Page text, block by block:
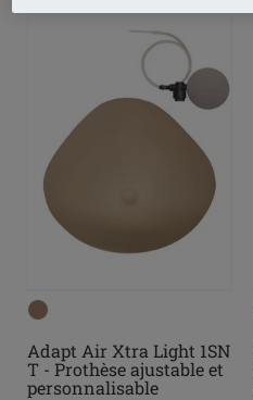
Adapt Air Xtra Light 1SN
T - Prothèse ajustable et
personnalisable